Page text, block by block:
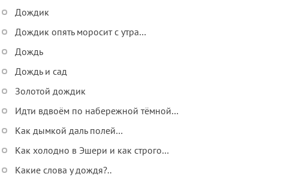
Дождик
Дождик опять моросит с утра…
Дождь
Дождь и сад
Золотой дождик
Идти вдвоём по набережной тёмной…
Как дымкой даль полей…
Как холодно в Эшери и как строго…
Какие слова у дождя?..